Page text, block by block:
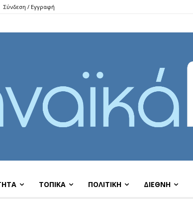
Σύνδεση / Εγγραφή
ΤΟΠΙΚΑ ΠΟΛΙΤΙΚΗ ΔΙΕΘΝΗ